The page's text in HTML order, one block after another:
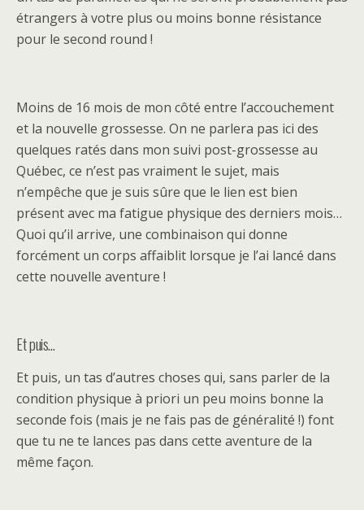
étrangers à votre plus ou moins bonne résistance
pour le second round !
Moins de 16 mois de mon côté entre l’accouchement
et la nouvelle grossesse. On ne parlera pas ici des
quelques ratés dans mon suivi post-grossesse au
Québec, ce n’est pas vraiment le sujet, mais
n’empêche que je suis sûre que le lien est bien
présent avec ma fatigue physique des derniers mois…
Quoi qu’il arrive, une combinaison qui donne
forcément un corps affaiblit lorsque je l’ai lancé dans
cette nouvelle aventure !
Et puis…
Et puis, un tas d’autres choses qui, sans parler de la
condition physique à priori un peu moins bonne la
seconde fois (mais je ne fais pas de généralité !) font
que tu ne te lances pas dans cette aventure de la
même façon.